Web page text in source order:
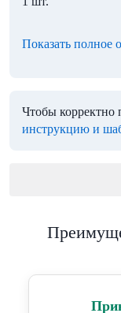
Показать полное
Чтобы корректно
инструкцию и